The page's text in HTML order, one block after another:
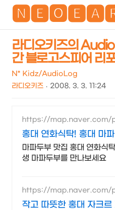
라디오키즈의
간 블로고스피어 리
N* Kidz/AudioLog
라디오키즈
2008. 3. 3. 11:24
https://map.naver.com/
92411728
홍대 연화식탁! 홍대 마
마파두부 맛집 홍대 연화식
생 마파두부를 만나보세요
https://map.naver.com/
27832345
작고 따뜻한 홍대 자크르